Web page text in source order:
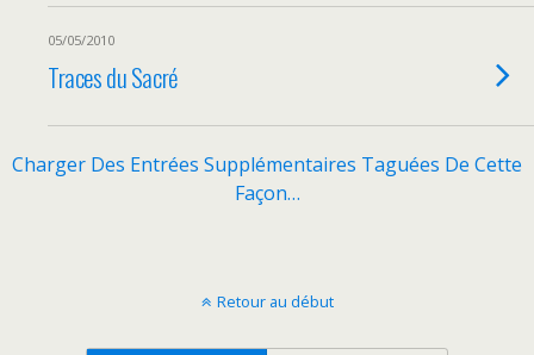
05/05/2010
Traces du Sacré
Charger Des Entrées Supplémentaires Taguées De Cette
Façon…
Retour au début